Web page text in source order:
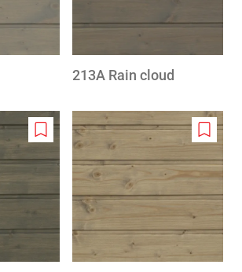
213A Rain cloud
Add
to
wishlist
Add
to